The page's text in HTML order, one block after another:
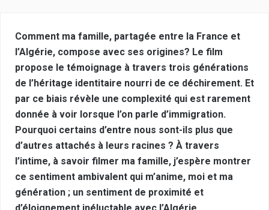
Comment ma famille, partagée entre la France et
l’Algérie, compose avec ses origines? Le film
propose le témoignage à travers trois générations
de l’héritage identitaire nourri de ce déchirement. Et
par ce biais révèle une complexité qui est rarement
donnée à voir lorsque l’on parle d’immigration.
Pourquoi certains d’entre nous sont-ils plus que
d’autres attachés à leurs racines ? À travers
l’intime, à savoir filmer ma famille, j’espère montrer
ce sentiment ambivalent qui m’anime, moi et ma
génération ; un sentiment de proximité et